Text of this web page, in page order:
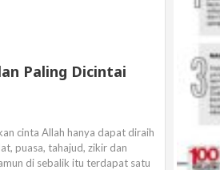
Paling Dicintai
cinta Allah hanya dapat diraih
puasa, tahajud, zikir dan
di sebalik itu terdapat satu